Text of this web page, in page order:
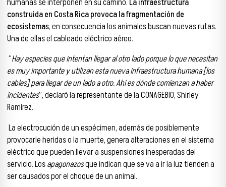
construida en Costa Rica provoca la fragmentación de
ecosistemas, en consecuencia los animales buscan nuevas rutas.
Una de ellas el cableado eléctrico aéreo.
“Hay especies que intentan llegar al otro lado porque lo que necesitan
es muy importante y utilizan esta nueva infraestructura humana [los
cables] para llegar de un lado a otro. Ahí es dónde comienzan a haber
incidentes”, declaró la representante de la CONAGEBIO, Shirley
Ramírez.
La electrocución de un espécimen, además de posiblemente
provocarle heridas o la muerte, genera alteraciones en el sistema
eléctrico que pueden llevar a suspensiones inesperadas del
servicio. Losapagonazosque indican que se va a ir la luz tienden a
ser causados por el choque de un animal.